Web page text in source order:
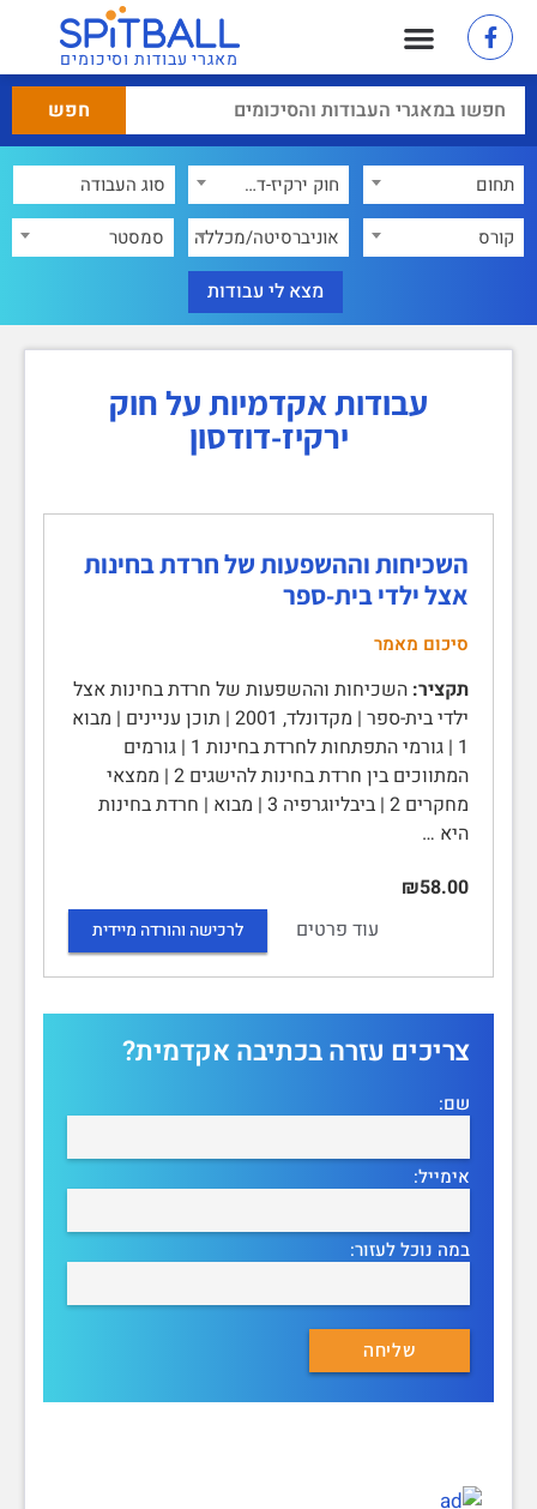
מאגרי עבודות וסיכומים
תחום
חוק ירקיז-דודסון
קורס
אוניברסיטה/מכללה סמסטר
עבודות אקדמיות על חוק
ירקיז-דודסון
השכיחות וההשפעות של חרדת בחינות
אצל ילדי בית-ספר
סיכום מאמר
תקציר: השכיחות וההשפעות של חרדת בחינות אצל
ילדי בית-ספר | מקדונלד, 2001 | תוכן עניינים | מבוא
1 | גורמי התפתחות לחרדת בחינות 1 | גורמים
המתווכים בין חרדת בחינות להישגים 2 | ממצאי
מחקרים 2 | ביבליוגרפיה 3 | מבוא | חרדת בחינות
היא …
₪58.00
עוד פרטים
לרכישה והורדה מיידית
צריכים עזרה בכתיבה אקדמית?
שם:
אימייל:
במה נוכל לעזור: